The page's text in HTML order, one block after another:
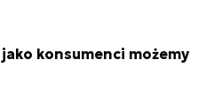
konsumenci możemy